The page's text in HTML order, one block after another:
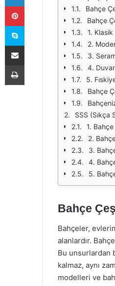
Bahçe
Bahçe
1.
2.
3.
4.
5.
Bahçe
SSS (Sıkça
1.
2.
3.
4.
5.
Bahçe
Bahçeler,
alanlardır.
Bu unsurlardan
kalmaz, aynı
modelleri ve
Pinterest
Skype
E-Posta ile paylaş